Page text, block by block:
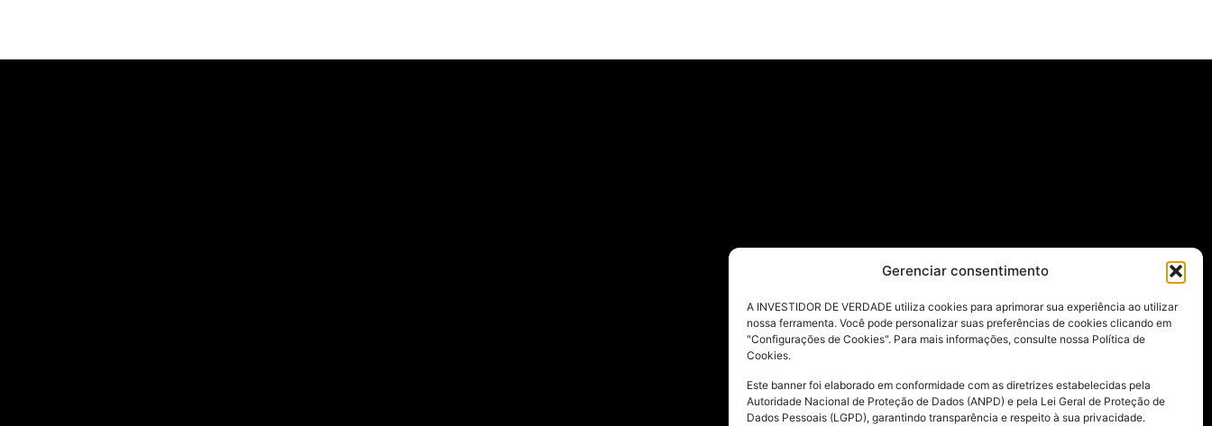
Gerenciar consentimento
A INVESTIDOR DE VERDADE utiliza cookies para aprimorar sua experiência ao utilizar
nossa ferramenta. Você pode personalizar suas preferências de cookies clicando em
"Configurações de Cookies". Para mais informações, consulte nossa Política de
Cookies.
Este banner foi elaborado em conformidade com as diretrizes estabelecidas pela
Autoridade Nacional de Proteção de Dados (ANPD) e pela Lei Geral de Proteção de
Dados Pessoais (LGPD), garantindo transparência e respeito à sua privacidade.